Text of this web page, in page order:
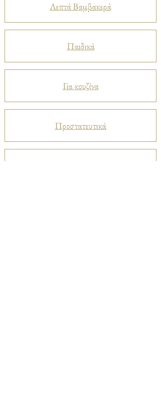
Λεπτά Βαμβακερά
Παιδικά
Για κουζίνα
Προστατευτικά